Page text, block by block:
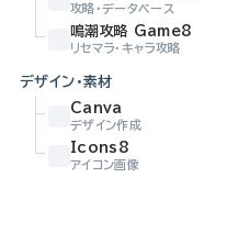
攻略・データベース
鳴潮攻略 Game8
リセマラ・キャラ攻略
デザイン・素材
Canva
デザイン作成
Icons8
アイコン画像